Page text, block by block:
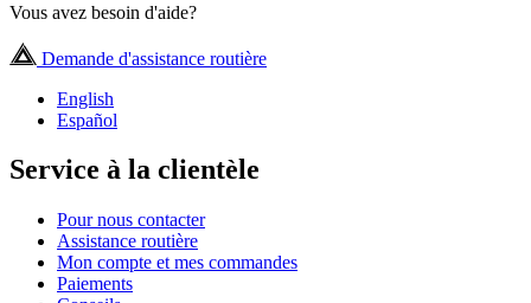
Vous avez besoin d'aide?
Demande d'assistance routière
English
Español
Service à la clientèle
Pour nous contacter
Assistance routière
Mon compte et mes commandes
Paiements